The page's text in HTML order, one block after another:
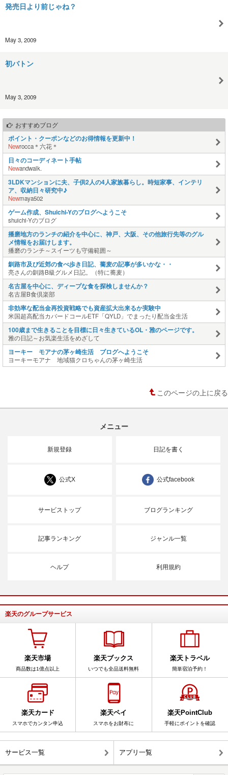
発売日より前じゃね？
May 3, 2009
初バトン
May 3, 2009
おすすめブログ
ポイント・クーポンなどのお得情報を更新中！
Newrocca＊六花＊
日々のコーディネート手帖
Newandwalk.
3LDKマンションに夫、子供2人の4人家族暮らし。時短家事、インテリ
ア、収納日々研究中♪
Newmaya502
ゲーム作成、Shuichi-Yのブログへようこそ
shuichi-Yのブログ
播磨地方のランチの紹介を中心に、神戸、大阪、その他旅行先等のグル
メ情報をお届けします。
播磨のランチ～スイーツも守備範囲～
釧路市及び近郊の食べ歩き日記、蕎麦の記事が多いかな・・
亮さんの釧路B級グルメ日記。（特に蕎麦）
名古屋を中心に、ディープな食を探検しませんか？
名古屋B食倶楽部
非効率な配当金再投資戦略でも資産拡大出来るか実験中
米国超高配当カバードコールETF「QYLD」でまったり配当金生活
100歳まで生きることを目標に日々生きているOL・雅のページです。
雅の日記～お気楽生活をめざして
ヨーキー モアナの茅ヶ崎生活 ブログへようこそ
ヨーキーモアナ 地域猫クロちゃんの茅ヶ崎生活
このページの上に戻る
メニュー
新規登録 日記を書く
公式X 公式facebook
サービストップ ブログランキング
記事ランキング ジャンル一覧
ヘルプ 利用規約
楽天のグループサービス
楽天市場
商品数は1億点以上
楽天ブックス
いつでも全品送料無料
楽天トラベル
簡単宿泊予約！
楽天カード
スマホでカンタン申込
楽天ペイ
スマホをお財布に
楽天PointClub
手軽にポイントを確認
サービス一覧 アプリ一覧